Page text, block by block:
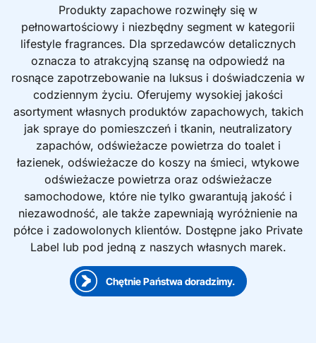
Produkty zapachowe rozwinęły się w
pełnowartościowy i niezbędny segment w kategorii
lifestyle fragrances. Dla sprzedawców detalicznych
oznacza to atrakcyjną szansę na odpowiedź na
rosnące zapotrzebowanie na luksus i doświadczenia w
codziennym życiu. Oferujemy wysokiej jakości
asortyment własnych produktów zapachowych, takich
jak spraye do pomieszczeń i tkanin, neutralizatory
zapachów, odświeżacze powietrza do toalet i
łazienek, odświeżacze do koszy na śmieci, wtykowe
odświeżacze powietrza oraz odświeżacze
samochodowe, które nie tylko gwarantują jakość i
niezawodność, ale także zapewniają wyróżnienie na
półce i zadowolonych klientów. Dostępne jako Private
Label lub pod jedną z naszych własnych marek.
Chętnie Państwa doradzimy.